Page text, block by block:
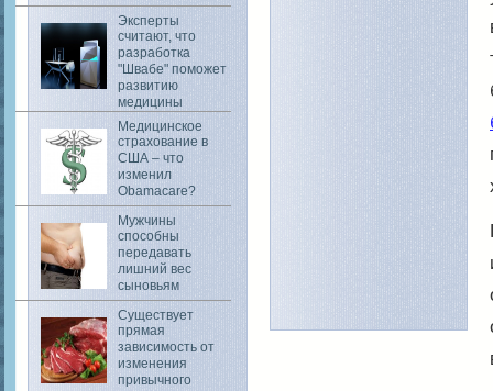
Эксперты
считают, что
разработка
"Швабе" поможет
развитию
медицины
Медицинское
страхование в
США – что
изменил
Obamacare?
Мужчины
способны
передавать
лишний вес
сыновьям
Существует
прямая
зависимость от
изменения
привычного